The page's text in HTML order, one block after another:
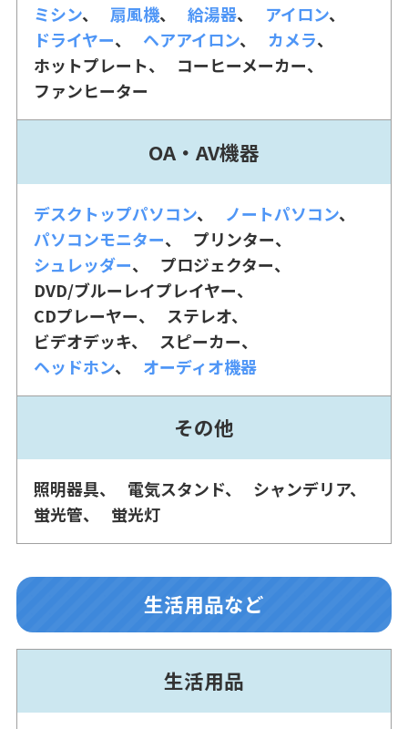
ミシン 扇風機 給湯器
アイロン
ドライヤー
ヘアアイロン
カメラ
ホットプレート
コーヒーメーカー
ファンヒーター
OA・AV機器
デスクトップパソコン
ノートパソコン
パソコンモニター
プリンター
シュレッダー
プロジェクター
DVD/ブルーレイプレイヤー
CDプレーヤー
ステレオ
ビデオデッキ
スピーカー
ヘッドホン
オーディオ機器
その他
照明器具 電気スタンド
シャンデリア
蛍光管
蛍光灯
生活用品など
生活用品